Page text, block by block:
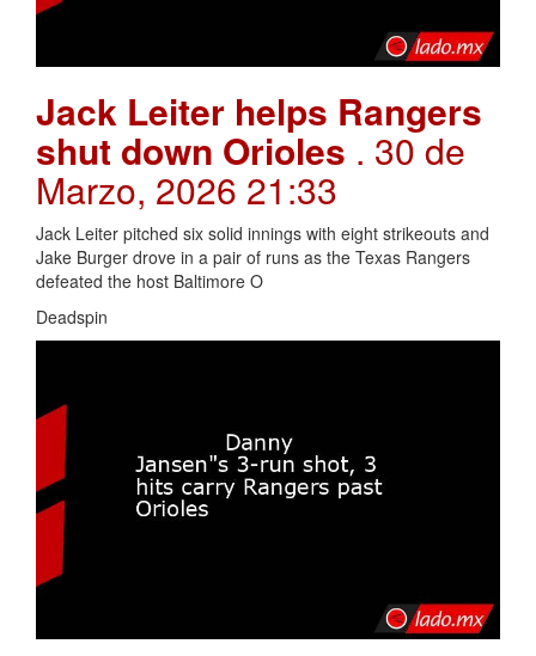
Jack Leiter helps Rangers
shut down Orioles . 30 de
Marzo, 2026 21:33
Jack Leiter pitched six solid innings with eight strikeouts and
Jake Burger drove in a pair of runs as the Texas Rangers
defeated the host Baltimore O
Deadspin